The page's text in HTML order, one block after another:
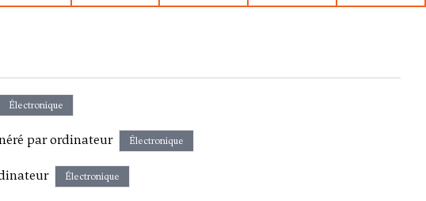
Électronique
par ordinateur Électronique
Électronique